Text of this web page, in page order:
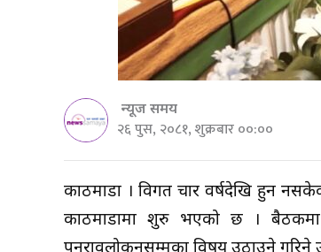
न्यूज समय
२६ पुस, २०८१, शुक्रबार ००:००
काठमाडौं । विगत चार वर्षदेखि हुन
काठमाडौंमा शुरु भएको छ । बैठकमा